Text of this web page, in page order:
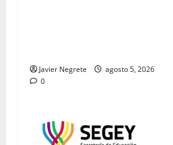
Javier Negrete
agosto 5, 2026
0